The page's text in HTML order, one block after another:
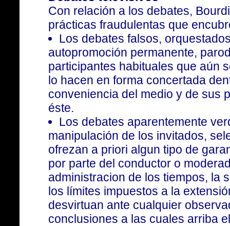
Con relación a los debates,
prácticas fraudulentas que
Los debates falsos,
autopromoción permanente,
participantes habituales que aún
lo hacen en forma concertada
conveniencia del medio y de sus
éste.
Los debates aparentemente
manipulación de los invitados,
ofrezan a priori algun tipo de
por parte del conductor o
administracion de los tiempos, la
los límites impuestos a la
desvirtuan ante cualquier
conclusiones a las cuales arriba